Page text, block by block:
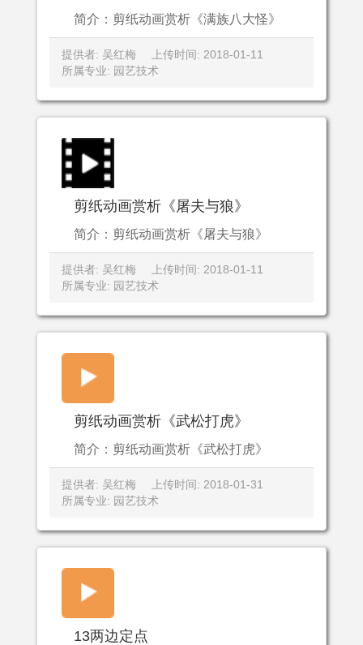
简介：剪纸动画赏析《满族八大怪》
提供者: 吴红梅
上传时间: 2018-01-11
所属专业: 园艺技术
剪纸动画赏析《屠夫与狼》
简介：剪纸动画赏析《屠夫与狼》
提供者: 吴红梅
上传时间: 2018-01-11
所属专业: 园艺技术
剪纸动画赏析《武松打虎》
简介：剪纸动画赏析《武松打虎》
提供者: 吴红梅
上传时间: 2018-01-31
所属专业: 园艺技术
13两边定点